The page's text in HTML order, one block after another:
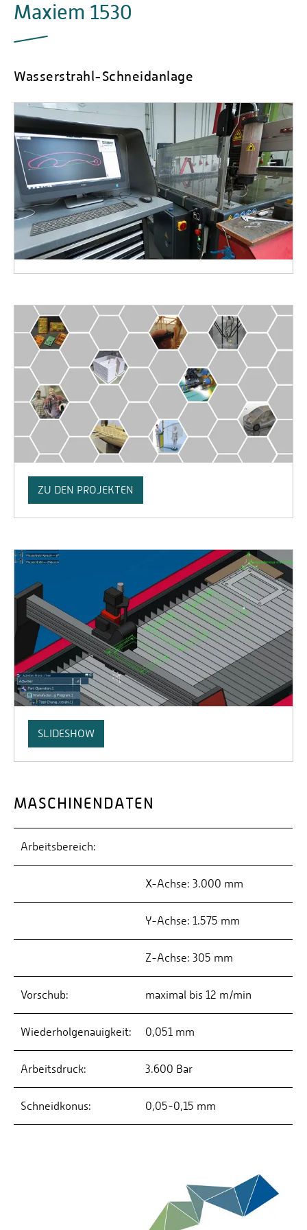
Maxiem 1530
Wasserstrahl-Schneidanlage
ZU DEN PROJEKTEN
SLIDESHOW
MASCHINENDATEN
Arbeitsbereich:
X-Achse: 3.000 mm
Y-Achse: 1.575 mm
Z-Achse: 305 mm
Vorschub: maximal bis 12 m/min
Wiederholgenauigkeit: 0,051 mm
Arbeitsdruck: 3.600 Bar
Schneidkonus: 0,05-0,15 mm